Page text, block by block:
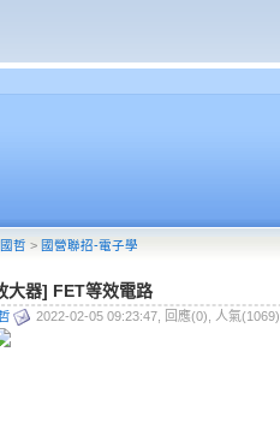
哲 > 國營聯招-電子學
大器] FET等效電路
2022-02-05 09:23:47, 回應(0), 人氣(1069)